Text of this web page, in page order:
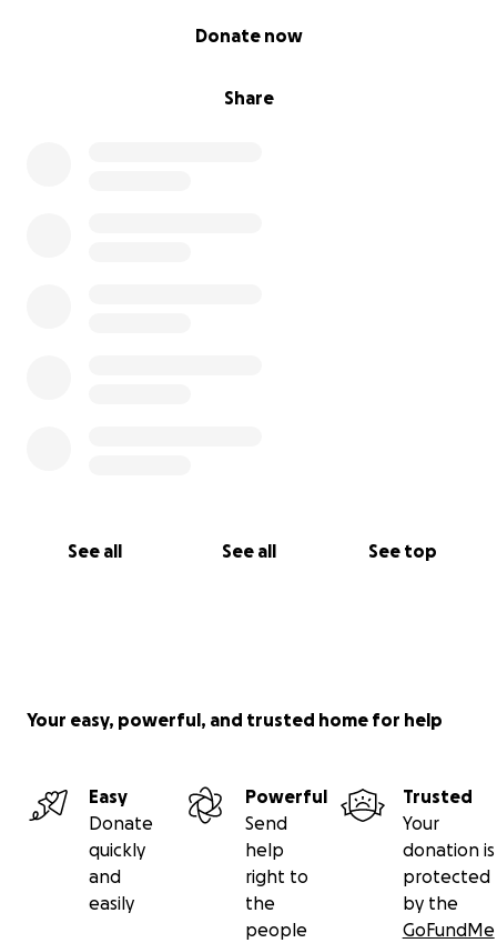
Share
Donate now
See all See all See top
Your easy, powerful, and trusted home for help
Easy
Donate
quickly
and
easily
Powerful
Send
help
right to
the
people
Trusted
Your
donation is
protected
by the
GoFundMe